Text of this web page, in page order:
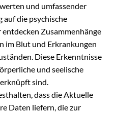
und umfassender
auf die psychische
Zusammenhänge
im Blut und Erkrankungen
Diese Erkenntnisse
und seelische
sind.
dass die Aktuelle
Daten liefern, die zur